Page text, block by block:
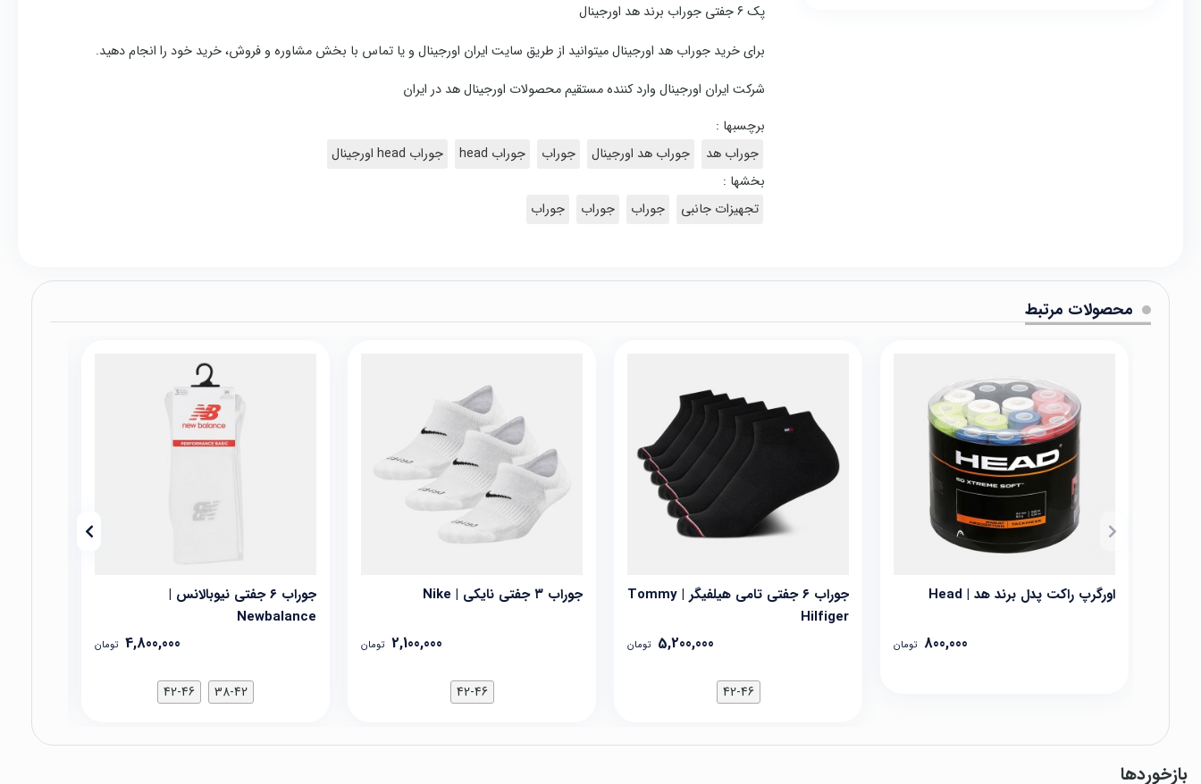
پک ۶ جفتی جوراب برند هد اورجینال
برای خرید جوراب هد اورجینال میتوانید از طریق سایت ایران اورجینال و یا تماس با بخش مشاوره و فروش، خرید خود را انجام دهید.
شرکت ایران اورجینال وارد کننده مستقیم محصولات اورجینال هد در ایران
برچسبها :
جوراب هد
جوراب هد اورجینال جوراب جوراب head
جوراب head اورجینال
بخشها :
تجهیزات جانبی
جوراب جوراب جوراب
محصولات مرتبط
اورگرپ راکت پدل برند هد | Head
800,000 تومان
جوراب ۶ جفتی تامی هیلفیگر | Tommy
Hilfiger
5,200,000 تومان
42-46
جوراب ۳ جفتی نایکی | Nike
2,100,000 تومان
42-46
جوراب ۶ جفتی نیوبالانس |
Newbalance
4,800,000 تومان
38-42
42-46
بازخوردها